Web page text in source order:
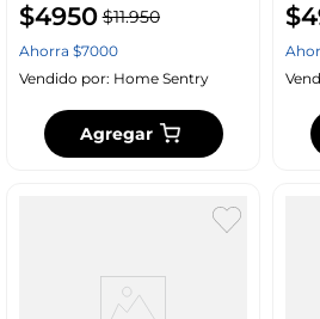
$4950 $11.950
Ahorra $7000
Vendido por: Home Sentry
Agregar
$